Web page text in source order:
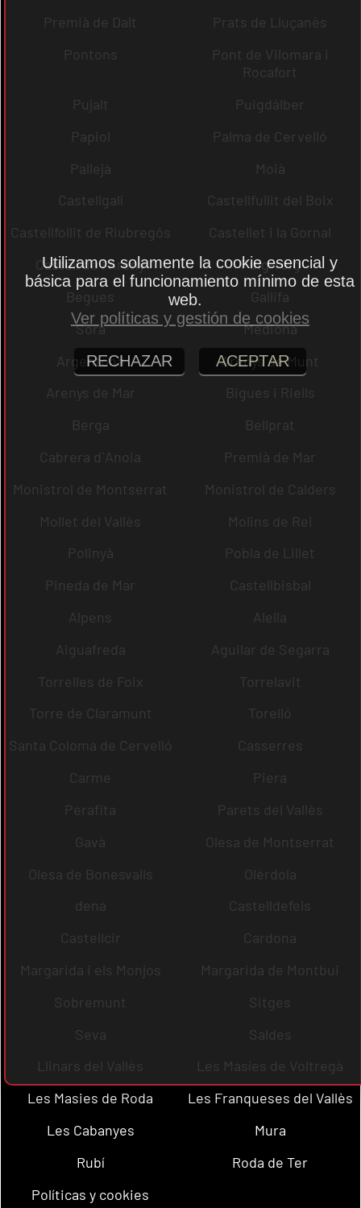
Premià de Dalt
Prats de Lluçanès
Pontons
Pont de Vilomara i
Rocafort
Pujalt
Puigdàlber
Papiol
Palma de Cervelló
Pallejà
Moià
Castellgalí
Castellfullit del Boix
Castellfollit de Riubregós
Castellet i la Gornal
Castell de l´Areny
Puig-reig
Begues
Gallifa
Sora
Mediona
Argentona
Arenys de Munt
Arenys de Mar
Bigues i Riells
Berga
Bellprat
Cabrera d´Anoia
Premià de Mar
Monistrol de Montserrat
Monistrol de Calders
Mollet del Vallès
Molins de Rei
Polinyà
Pobla de Lillet
Pineda de Mar
Castellbisbal
Alpens
Alella
Aiguafreda
Aguilar de Segarra
Torrelles de Foix
Torrelavit
Torre de Claramunt
Torelló
Santa Coloma de Cervelló
Casserres
Carme
Piera
Perafita
Parets del Vallès
Gavà
Olesa de Montserrat
Olesa de Bonesvalls
Olèrdola
dena
Castelldefels
Castellcir
Cardona
Margarida i els Monjos
Margarida de Montbui
Sobremunt
Sitges
Seva
Saldes
Llinars del Vallès
Les Masíes de Voltregà
Les Masies de Roda
Les Franqueses del Vallès
Les Cabanyes
Mura
Rubí
Roda de Ter
Políticas y cookies
Utilizamos solamente la cookie esencial y
básica para el funcionamiento mínimo de esta
web.
Ver políticas y gestión de cookies
RECHAZAR ACEPTAR